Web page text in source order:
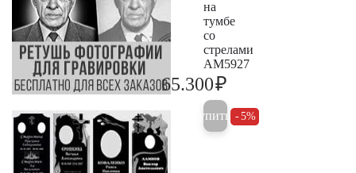
на
тумбе
со
стрелами
AM5927
65.300₽
Купить 5%